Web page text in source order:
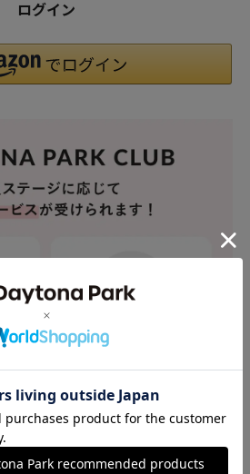
ログイン